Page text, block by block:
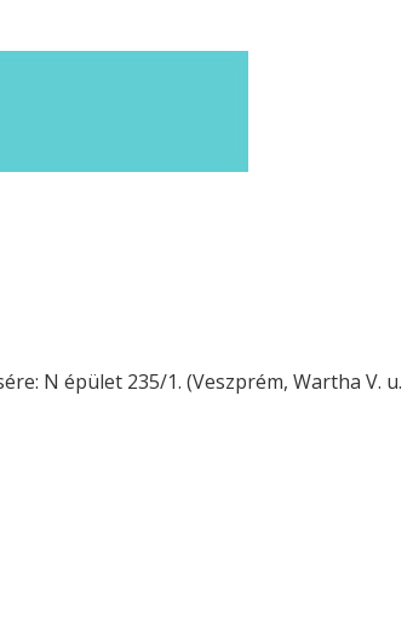
N épület 235/1. (Veszprém, Wartha V. u.